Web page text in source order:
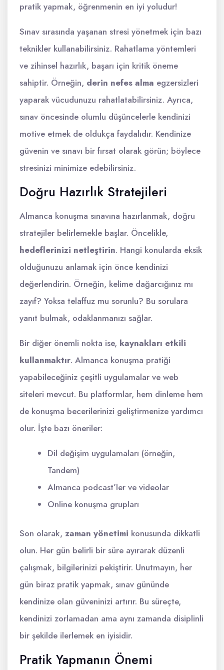
pratik yapmak, öğrenmenin en iyi yoludur!
Sınav sırasında yaşanan stresi yönetmek için bazı
teknikler kullanabilirsiniz. Rahatlama yöntemleri
ve zihinsel hazırlık, başarı için kritik öneme
sahiptir. Örneğin, derin nefes alma egzersizleri
yaparak vücudunuzu rahatlatabilirsiniz. Ayrıca,
sınav öncesinde olumlu düşüncelerle kendinizi
motive etmek de oldukça faydalıdır. Kendinize
güvenin ve sınavı bir fırsat olarak görün; böylece
stresinizi minimize edebilirsiniz.
Doğru Hazırlık Stratejileri
Almanca konuşma sınavına hazırlanmak, doğru
stratejiler belirlemekle başlar. Öncelikle,
hedeflerinizi netleştirin. Hangi konularda eksik
olduğunuzu anlamak için önce kendinizi
değerlendirin. Örneğin, kelime dağarcığınız mı
zayıf? Yoksa telaffuz mu sorunlu? Bu sorulara
yanıt bulmak, odaklanmanızı sağlar.
Bir diğer önemli nokta ise, kaynakları etkili
kullanmaktır. Almanca konuşma pratiği
yapabileceğiniz çeşitli uygulamalar ve web
siteleri mevcut. Bu platformlar, hem dinleme hem
de konuşma becerilerinizi geliştirmenize yardımcı
olur. İşte bazı öneriler:
Dil değişim uygulamaları (örneğin,
Tandem)
Almanca podcast’ler ve videolar
Online konuşma grupları
Son olarak, zaman yönetimi konusunda dikkatli
olun. Her gün belirli bir süre ayırarak düzenli
çalışmak, bilgilerinizi pekiştirir. Unutmayın, her
gün biraz pratik yapmak, sınav gününde
kendinize olan güveninizi artırır. Bu süreçte,
kendinizi zorlamadan ama aynı zamanda disiplinli
bir şekilde ilerlemek en iyisidir.
Pratik Yapmanın Önemi